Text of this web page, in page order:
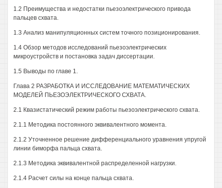
1.2 Преимущества и недостатки пьезоэлектрического привода
пальцев схвата.
1.3 Анализ манипуляционных систем точного позиционирования.
1.4 Обзор методов исследований пьезоэлектрических
микроустройств и постановка задач диссертации.
1.5 Выводы по главе 1.
Глава 2 РАЗРАБОТКА И ИССЛЕДОВАНИЕ МАТЕМАТИЧЕСКИХ
МОДЕЛЕЙ ПЬЕЗОЭЛЕКТРИЧЕСКОГО СХВАТА.
2.1 Квазистатический режим работы пьезоэлектрического схвата.
2.1.1 Методика постоянного эквивалентного момента.
2.1.2 Уточненное решение дифференциального уравнения упругой
линии биморфа пальца схвата.
2.1.3 Методика эквивалентной распределенной нагрузки.
2.1.4 Расчет силы на конце пальца схвата.